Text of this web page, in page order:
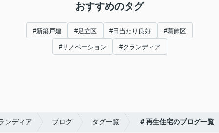
おすすめのタグ
#新築戸建 #足立区 #日当たり良好 #葛飾区
#リノベーション #クランディア
ンディア ブログ タグ一覧 ＃再生住宅のブログ一覧